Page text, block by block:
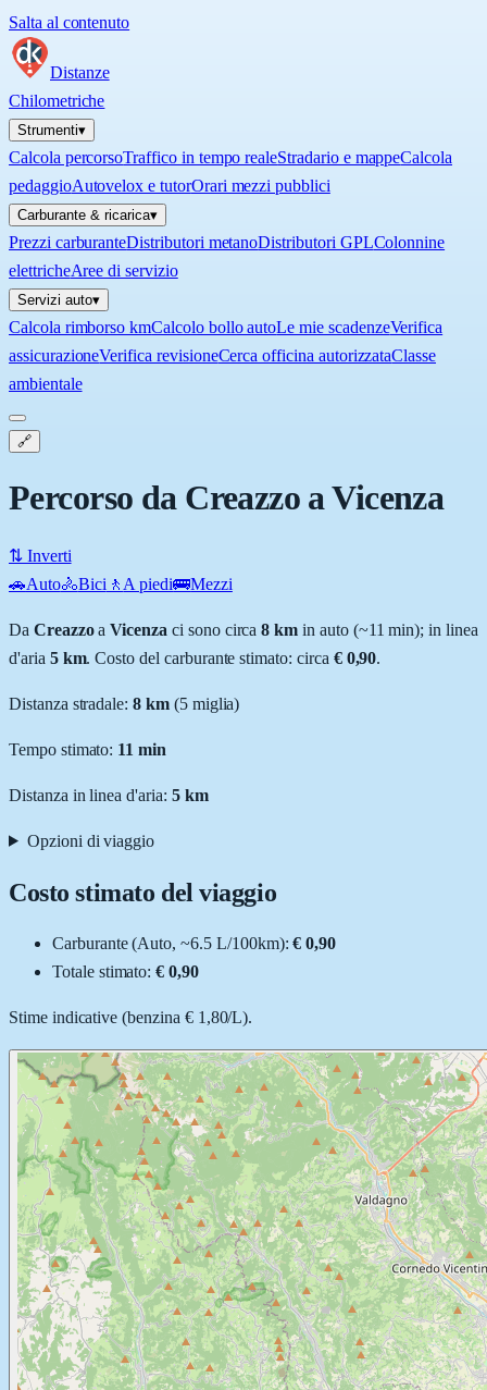
Salta al contenuto
Distanze
Chilometriche
Strumenti▾
Calcola percorsoTraffico in tempo realeStradario e mappeCalcola
pedaggioAutovelox e tutorOrari mezzi pubblici
Carburante & ricarica▾
Prezzi carburanteDistributori metanoDistributori GPLColonnine
elettricheAree di servizio
Servizi auto▾
Calcola rimborso kmCalcolo bollo autoLe mie scadenzeVerifica
assicurazioneVerifica revisioneCerca officina autorizzataClasse
ambientale
🔗
Percorso da Creazzo a Vicenza
⇅ Inverti
🚗Auto🚴Bici 🚶 A piedi🚌Mezzi
Da CreazzoaVicenza ci sono circa 8 km in auto (~11 min); in linea
d'aria 5km. Costo del carburante stimato: circa € 0,90.
Distanza stradale:8 km (5miglia)
Tempo stimato: 11 min
Distanza in linea d'aria: 5km
Opzioni di viaggio
Costo stimato del viaggio
Carburante (Auto, ~6.5 L/100km): € 0,90
Totale stimato:€ 0,90
Stime indicative (benzina € 1,80/L).